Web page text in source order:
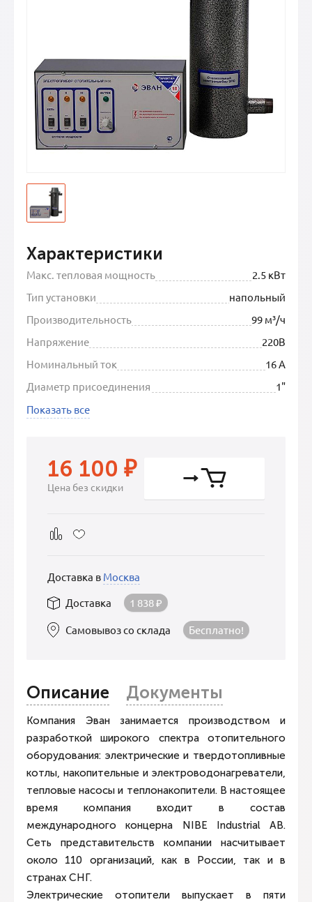
Характеристики
Макс. тепловая мощность
2.5 кВт
Тип установки
напольный
Производительность
99 м³/ч
Напряжение
220В
Номинальный ток
16 А
Диаметр присоединения
1"
Показать все
16 100 ₽
Цена без скидки
Доставка в Москва
Доставка
1 838₽
Самовывоз со склада Бесплатно!
Описание Документы
Компания Эван занимается производством и
разработкой широкого спектра отопительного
оборудования: электрические и твердотопливные
котлы, накопительные и электроводонагреватели,
тепловые насосы и теплонакопители. В настоящее
время компания входит в состав
международного концерна NIBE Industrial AB.
Сеть представительств компании насчитывает
около 110 организаций, как в России, так и в
странах СНГ.
Электрические отопители выпускает в пяти